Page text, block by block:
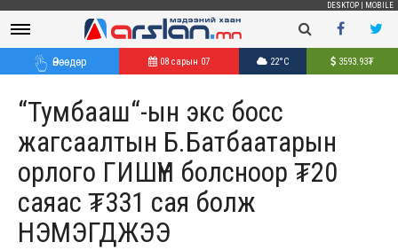
DESKTOP MOBILE
Өнөөдөр 08 сарын 07 22°C 3593.93₮
“Тумбааш“-ын экс босс
жагсаалтын Б.Батбаатарын
орлого ГИШҮҮН болсноор ₮20
саяас ₮331 сая болж
НЭМЭГДЖЭЭ